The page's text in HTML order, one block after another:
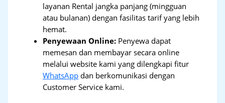
layanan Rental jangka panjang (mingguan
atau bulanan) dengan fasilitas tarif yang lebih
hemat.
Penyewaan Online: Penyewa dapat
memesan dan membayar secara online
melalui website kami yang dilengkapi fitur
WhatsApp dan berkomunikasi dengan
Customer Service kami.